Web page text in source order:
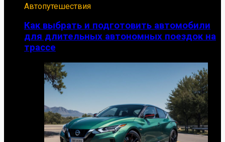
Автопутешествия
Как выбрать и подготовить автомобили
для длительных автономных поездок на
трассе